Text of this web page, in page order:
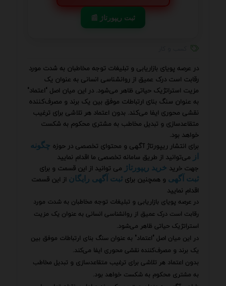
📰 ثبت ریپورتاژ
در عرصه پویای بازاریابی و تبلیغات توجه مخاطبان به شدت مورد
رقابت است درک عمیق از روانشناسی انسانی به عنوان یک
مزیت استراتژیک حیاتی ظاهر می‌شود. در این میان اصل "اعتماد"
به عنوان سنگ بنای ارتباطات موفق بین یک برند و مصرف‌کننده
نقشی محوری ایفا می‌کند. بدون اعتماد هر تلاشی برای ترغیب
متقاعدسازی و تبدیل مخاطب به مشتری محکوم به شکست
خواهد بود.
برای انتشار ریپورتاژ آگهی و محتوای تخصصی در حوزه چگونه
از می‌توانید از طریق سامانه تخصصی ما اقدام نمایید
جهت خرید خرید ریپورتاژ می توانید از این قسمت و برای
ثبت آگهی و همچنین برای ثبت آگهی رایگان از این قسمت
اقدام نمایید
در عرصه پویای بازاریابی و تبلیغات توجه مخاطبان به شدت مورد
رقابت است درک عمیق از روانشناسی انسانی به عنوان یک مزیت
استراتژیک حیاتی ظاهر می‌شود.
در این میان اصل "اعتماد" به عنوان سنگ بنای ارتباطات موفق بین
یک برند و مصرف‌کننده نقشی محوری ایفا می‌کند.
بدون اعتماد هر تلاشی برای ترغیب متقاعدسازی و تبدیل مخاطب
به مشتری محکوم به شکست خواهد بود.